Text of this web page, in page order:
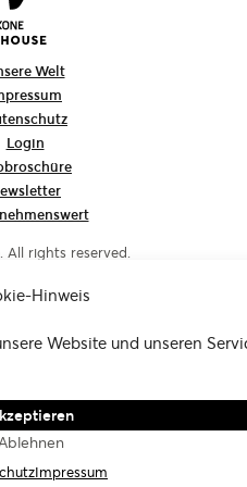
Hinweis
Website und unseren
Impressum
Welt
Login
All rights reserved.